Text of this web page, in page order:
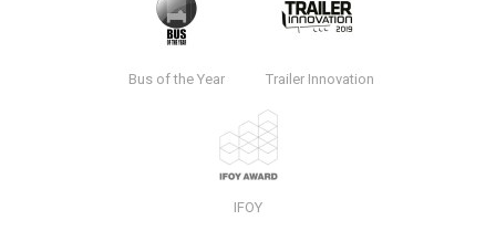
Bus of the Year Trailer Innovation
IFOY